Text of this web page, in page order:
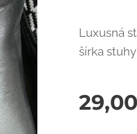
Luxusná
šírka
29,00